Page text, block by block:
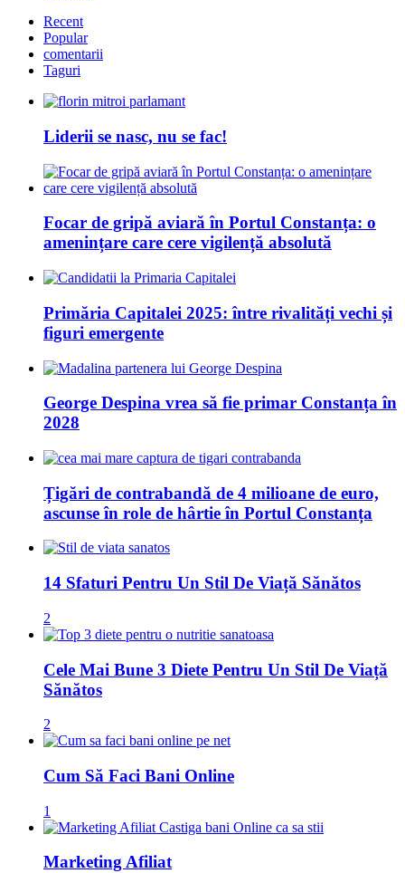
Recent
Popular
comentarii
Taguri
Liderii se nasc, nu se fac!
Focar de gripă aviară în Portul Constanța: o
amenințare care cere vigilență absolută
Primăria Capitalei 2025: între rivalități vechi și
figuri emergente
George Despina vrea să fie primar Constanța în
2028
Țigări de contrabandă de 4 milioane de euro,
ascunse în role de hârtie în Portul Constanța
14 Sfaturi Pentru Un Stil De Viață Sănătos
2
Cele Mai Bune 3 Diete Pentru Un Stil De Viață
Sănătos
2
Cum Să Faci Bani Online
1
Marketing Afiliat